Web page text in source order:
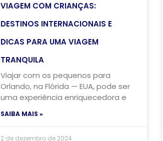
VIAGEM COM CRIANÇAS:
DESTINOS INTERNACIONAIS E
DICAS PARA UMA VIAGEM
TRANQUILA
Viajar com os pequenos para
Orlando, na Flórida — EUA, pode ser
uma experiência enriquecedora e
SAIBA MAIS »
2 de dezembro de 2024